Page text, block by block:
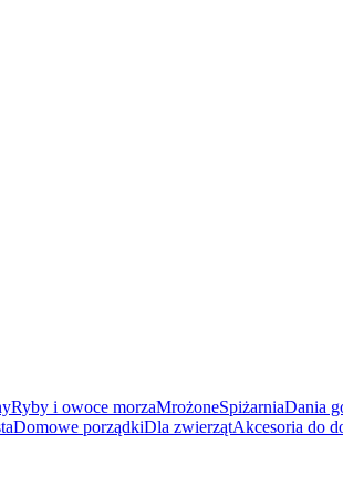
Ryby i owoce morzaMrożoneSpiżarniaDania
Domowe porządkiDla zwierzątAkcesoria do